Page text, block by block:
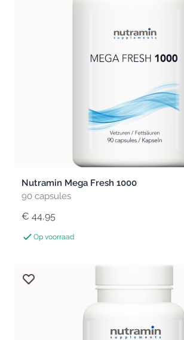
Nutramin Mega Fresh 1000
90 capsules
€ 44,95
Op voorraad